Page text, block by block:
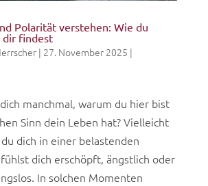
Polarität verstehen: Wie du
dir findest
| 27. November 2025 |
manchmal, warum du hier bist
Sinn dein Leben hat? Vielleicht
dich in einer belastenden
dich erschöpft, ängstlich oder
In solchen Momenten